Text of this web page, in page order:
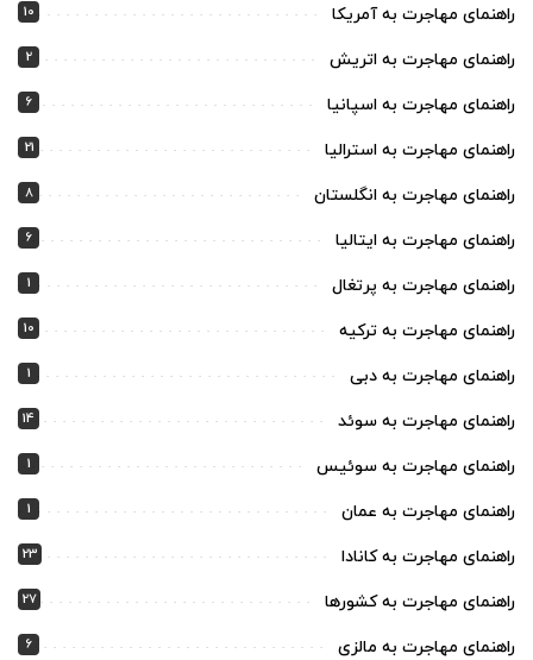
راهنمای مهاجرت به آمریکا 10
راهنمای مهاجرت به اتریش 2
راهنمای مهاجرت به اسپانیا 6
راهنمای مهاجرت به استرالیا 21
راهنمای مهاجرت به انگلستان 8
راهنمای مهاجرت به ایتالیا 6
راهنمای مهاجرت به پرتغال 1
راهنمای مهاجرت به ترکیه 10
راهنمای مهاجرت به دبی 1
راهنمای مهاجرت به سوئد 14
راهنمای مهاجرت به سوئیس 1
راهنمای مهاجرت به عمان 1
راهنمای مهاجرت به کانادا 23
راهنمای مهاجرت به کشورها 27
راهنمای مهاجرت به مالزی 6